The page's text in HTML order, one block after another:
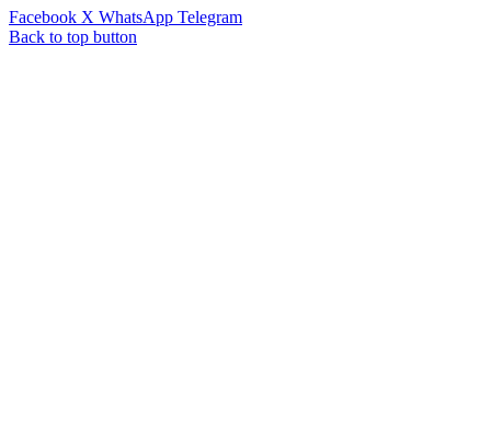
Facebook X WhatsApp Telegram
Back to top button